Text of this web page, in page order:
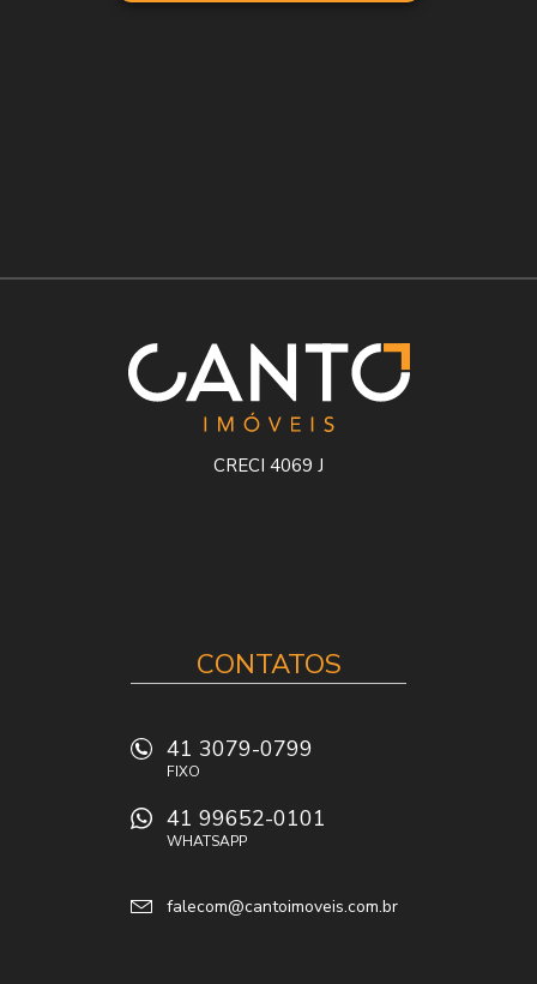
CRECI 4069 J
CONTATOS
41 3079-0799
FIXO
41 99652-0101
WHATSAPP
falecom@cantoimoveis.com.br